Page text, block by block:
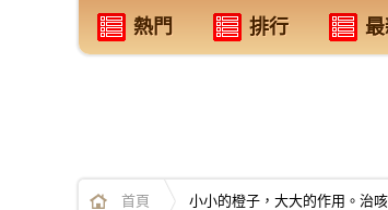
熱門 排行
首頁 小小的橙子，大大的作用。治